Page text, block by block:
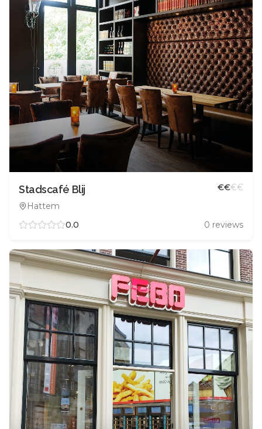
Stadscafé Blij
Hattem
€€€€
0.0 0 reviews